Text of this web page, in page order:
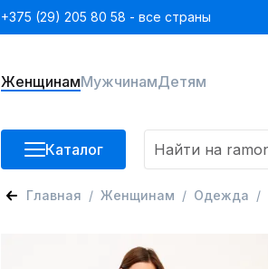
+375 (29) 205 80 58 - все страны
ЖенщинамМужчинамДетям
Каталог
Главная Женщинам Одежда